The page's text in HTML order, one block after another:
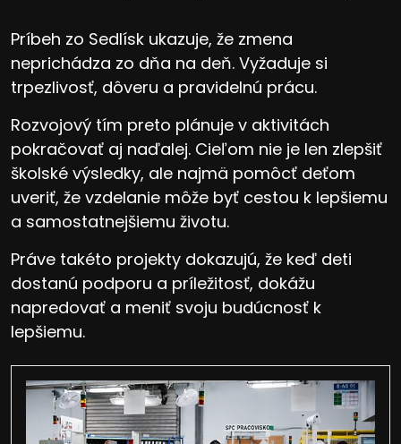
Príbeh zo Sedlísk ukazuje, že zmena
neprichádza zo dňa na deň. Vyžaduje si
trpezlivosť, dôveru a pravidelnú prácu.
Rozvojový tím preto plánuje v aktivitách
pokračovať aj naďalej. Cieľom nie je len zlepšiť
školské výsledky, ale najmä pomôcť deťom
uveriť, že vzdelanie môže byť cestou k lepšiemu
a samostatnejšiemu životu.
Práve takéto projekty dokazujú, že keď deti
dostanú podporu a príležitosť, dokážu
napredovať a meniť svoju budúcnosť k
lepšiemu.